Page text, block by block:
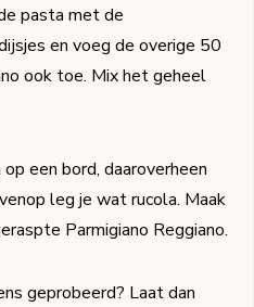
pasta met de
en voeg de overige 50
ook toe. Mix het geheel
een bord, daaroverheen
leg je wat rucola. Maak
Parmigiano Reggiano.
geprobeerd? Laat dan